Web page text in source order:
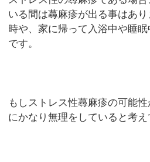
いる間は蕁麻疹が出る事はあ
時や、家に帰って入浴中や睡
です。
もしストレス性蕁麻疹の可能
にかなり無理をしていると考え